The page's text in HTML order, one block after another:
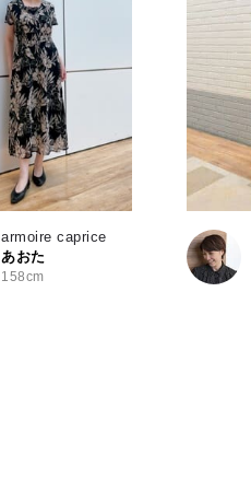
armoire caprice
あおた
158cm